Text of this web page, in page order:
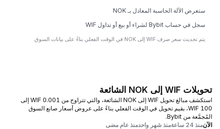
ستعرض الآلة الحاسبة المعادل بـ NOK
سجل في حساب Bybit لشراء أو بيع أو تداول WIF
يتم تحديث سعر صرف WIF إلى NOK في الوقت الفعلي بناءً على بيانات السوق.
تحويلات WIF إلى NOK الشائعة
استكشف مبالغ تحويل WIF إلى NOK الشائعة، والتي تتراوح من 0.001 WIF إلى
100 WIF، بقيم تحويل في الوقت الفعلي بناءً على عروض أسعار صانع السوق
المُجمَّعة من Bybit.
الآنمنذ 24 ساعة منذ شهر واحدمنذ عام مضى